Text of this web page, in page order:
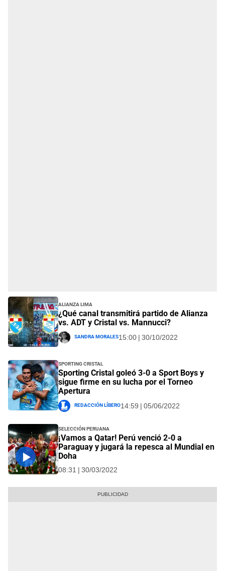
Alianza Lima
¿Qué canal transmitirá partido de Alianza
vs. ADT y Cristal vs. Mannucci?
Sandra Morales15:00 | 30/10/2022
Sporting Cristal
Sporting Cristal goleó 3-0 a Sport Boys y
sigue firme en su lucha por el Torneo
Apertura
Redacción Líbero14:59 | 05/06/2022
Selección Peruana
¡Vamos a Qatar! Perú venció 2-0 a
Paraguay y jugará la repesca al Mundial en
Doha
08:31 | 30/03/2022